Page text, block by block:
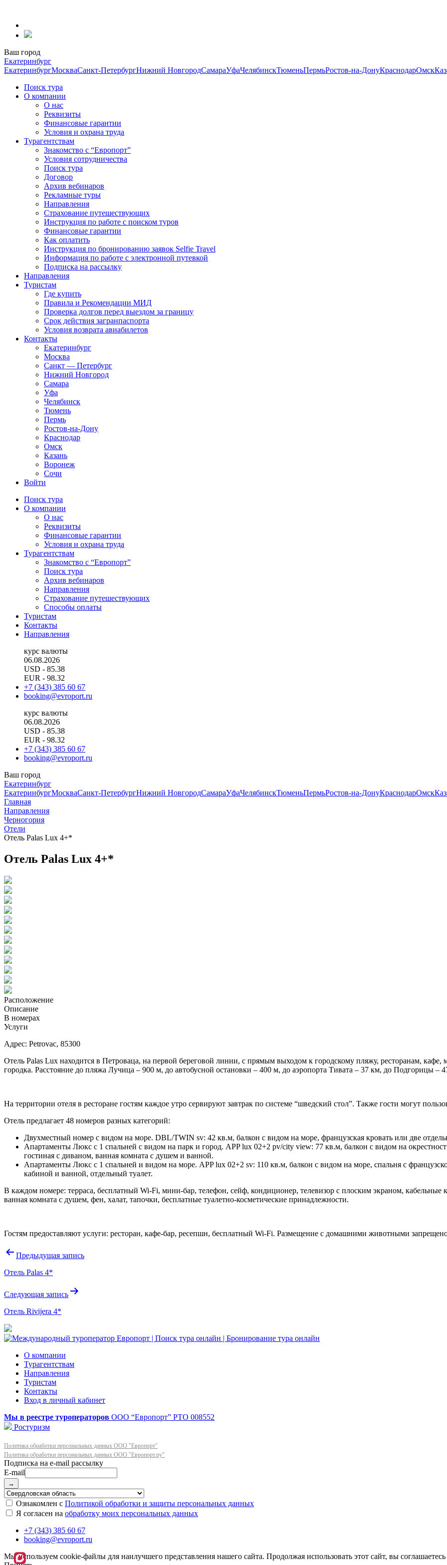
содержанию
Ваш город
Екатеринбург
ЕкатеринбургМоскваСанкт-ПетербургНижний НовгородСамараУфаЧелябинскТюменьПермьРостов-на-ДонуКраснодарОмск
Поиск тура
О компании
О нас
Реквизиты
Финансовые гарантии
Условия и охрана труда
Турагентствам
Знакомство с “Европорт”
Условия сотрудничества
Поиск тура
Договор
Архив вебинаров
Рекламные туры
Направления
Страхование путешествующих
Инструкция по работе с поиском туров
Финансовые гарантии
Как оплатить
Инструкция по бронированию заявок Selfie Travel
Информация по работе с электронной путевкой
Подписка на рассылку
Направления
Туристам
Где купить
Правила и Рекомендации МИД
Проверка долгов перед выездом за границу
Срок действия загранпаспорта
Условия возврата авиабилетов
Контакты
Екатеринбург
Москва
Санкт — Петербург
Нижний Новгород
Самара
Уфа
Челябинск
Тюмень
Пермь
Ростов-на-Дону
Краснодар
Омск
Казань
Воронеж
Сочи
Войти
Поиск тура
О компании
О нас
Реквизиты
Финансовые гарантии
Условия и охрана труда
Турагентствам
Знакомство с “Европорт”
Поиск тура
Архив вебинаров
Направления
Страхование путешествующих
Способы оплаты
Туристам
Контакты
Направления
курс валюты
06.08.2026
USD - 85.38
EUR - 98.32
+7 (343) 385 60 67
booking@evroport.ru
курс валюты
06.08.2026
USD - 85.38
EUR - 98.32
+7 (343) 385 60 67
booking@evroport.ru
Ваш город
Екатеринбург
ЕкатеринбургМоскваСанкт-ПетербургНижний НовгородСамараУфаЧелябинскТюменьПермьРостов-на-ДонуКраснодарОмск
Главная
Направления
Черногория
Отели
Отель Palas Lux 4+*
Отель Palas Lux 4+*
Расположение
Описание
В номерах
Услуги
Адрес: Petrovac, 85300
Отель Palas Lux находится в Петроваца, на первой береговой линии, с прямым выходом к городскому пляжу, ресторанам, кафе,
городка. Расстояние до пляжа Лучица – 900 м, до автобусной остановки – 400 м, до аэропорта Тивата – 37 км, до Подгорицы
На территории отеля в ресторане гостям каждое утро сервируют завтрак по системе “шведский стол”. Также гости могут
Отель предлагает 48 номеров разных категорий:
Двухместный номер с видом на море. DBL/TWIN sv: 42 кв.м, балкон с видом на море, французская кровать или две
Апартаменты Люкс с 1 спальней с видом на парк и город. APP lux 02+2 pv/city view: 77 кв.м, балкон с видом на
гостиная с диваном, ванная комната с душем и ванной.
Апартаменты Люкс с 1 спальней и видом на море. APP lux 02+2 sv: 110 кв.м, балкон с видом на море, спальня с
кабиной и ванной, отдельный туалет.
В каждом номере: терраса, бесплатный Wi-Fi, мини-бар, телефон, сейф, кондиционер, телевизор с плоским экраном, кабельные
ванная комната с душем, фен, халат, тапочки, бесплатные туалетно-косметические принадлежности.
Гостям предоставляют услуги: ресторан, кафе-бар, ресепшн, бесплатный Wi-Fi. Размещение с домашними животными
Навигация
записям
Предыдущая запись
Отель Palas 4*
Следующая запись
Отель Rivijera 4*
О компании
Турагентствам
Направления
Туристам
Контакты
Вход в личный кабинет
Мы в реестре туроператоров ООО “Европорт” РТО 008552
Ростуризм
Политика обработки персональных данных ООО "Европорт"
Политика обработки персональных данных ООО "Европорт.ру"
E-mail
→
Ознакомлен с Политикой обработки и защиты персональных данных
Я согласен на обработку моих персональных данных
+7 (343) 385 60 67
booking@evroport.ru
Мы используем cookie-файлы для наилучшего представления нашего сайта. Продолжая использовать этот сайт, вы